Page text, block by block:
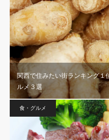
関西で住みたい街ランキング１
ルメ３選
食・グルメ